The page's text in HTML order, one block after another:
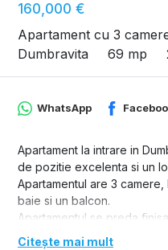
160,000 €
Apartament cu 3
Dumbravita
69 mp
WhatsApp
Apartament la intrare in
de pozitie excelenta si un
Apartamentul are 3
baie si un balcon.
Apartamentul se preda
Citește mai mult